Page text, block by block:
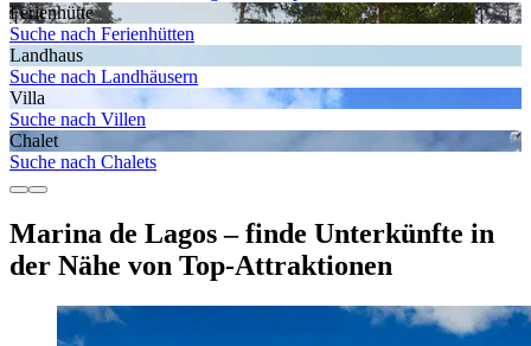
Ferienhütte
Suche nach Ferienhütten
Landhaus
Suche nach Landhäusern
Villa
Suche nach Villen
Chalet
Suche nach Chalets
Marina de Lagos – finde Unterkünfte in
der Nähe von Top-Attraktionen